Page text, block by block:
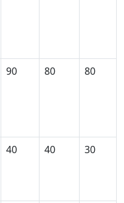
90 80 80
40 40 30